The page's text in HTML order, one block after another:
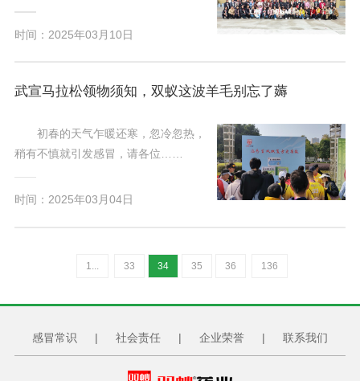
时间：2025年03月10日
武宣马拉松领物须知，双蚁这波羊毛别忘了薅
初春的天气乍暖还寒，忽冷忽热，
稍有不慎就引发感冒，请各位……
时间：2025年03月04日
1... 33 34 35 36 136
感冒常识 | 社会责任 | 企业荣誉 | 联系我们